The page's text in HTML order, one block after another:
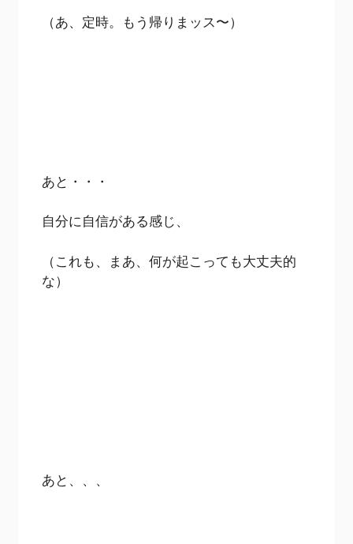
（あ、定時。もう帰りまッス〜）
あと・・・
自分に自信がある感じ、
（これも、まあ、何が起こっても大丈夫的
な）
あと、、、